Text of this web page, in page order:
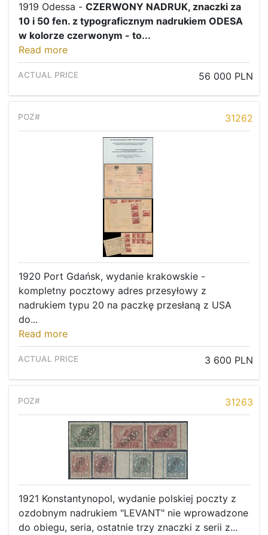
Current auction
1919 Odessa - CZERWONY NADRUK, znaczki za
10 i 50 fen. z typograficznym nadrukiem ODESA
w kolorze czerwonym - to...
Read more
56 000 PLN
31262
1920 Port Gdańsk, wydanie krakowskie -
kompletny pocztowy adres przesyłowy z
nadrukiem typu 20 na paczkę przesłaną z USA
do...
Read more
3 600 PLN
31263
1921 Konstantynopol, wydanie polskiej poczty z
ozdobnym nadrukiem "LEVANT" nie wprowadzone
do obiegu, seria, ostatnie trzy znaczki z serii z...